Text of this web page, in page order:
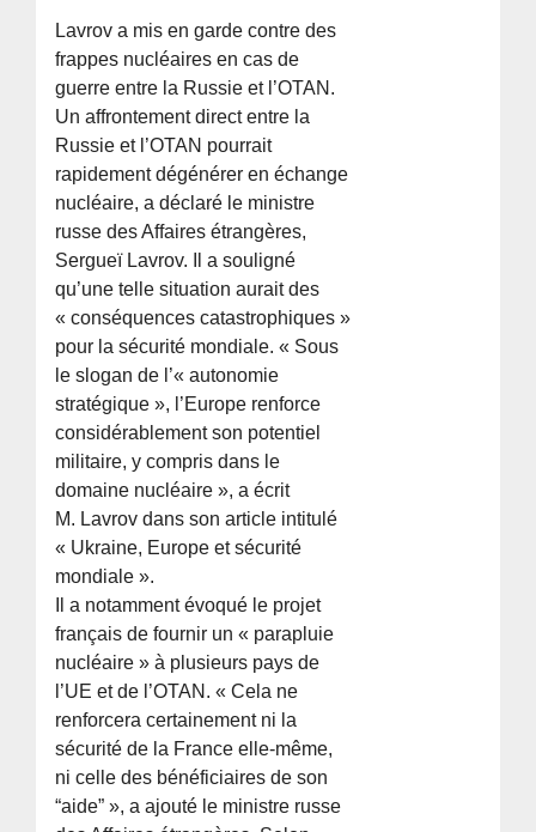
Lavrov a mis en garde contre des
frappes nucléaires en cas de
guerre entre la Russie et l’OTAN.
Un affrontement direct entre la
Russie et l’OTAN pourrait
rapidement dégénérer en échange
nucléaire, a déclaré le ministre
russe des Affaires étrangères,
Sergueï Lavrov. Il a souligné
qu’une telle situation aurait des
« conséquences catastrophiques »
pour la sécurité mondiale. « Sous
le slogan de l’« autonomie
stratégique », l’Europe renforce
considérablement son potentiel
militaire, y compris dans le
domaine nucléaire », a écrit
M. Lavrov dans son article intitulé
« Ukraine, Europe et sécurité
mondiale ».
Il a notamment évoqué le projet
français de fournir un « parapluie
nucléaire » à plusieurs pays de
l’UE et de l’OTAN. « Cela ne
renforcera certainement ni la
sécurité de la France elle-même,
ni celle des bénéficiaires de son
“aide” », a ajouté le ministre russe